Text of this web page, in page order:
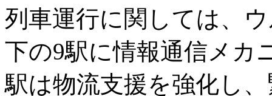
列車運行に関しては、
下の9駅に情報通信メカ
駅は物流支援を強化し